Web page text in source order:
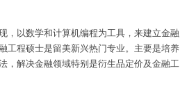
，以数学和计算机编程为工具，来建立金融
工程硕士是留美新兴热门专业。主要是培养
，解决金融领域特别是衍生品定价及金融工